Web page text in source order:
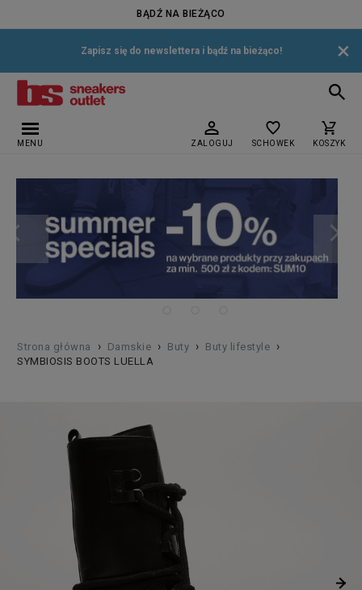
BĄDŹ NA BIEŻĄCO
Zapisz się do newslettera i bądź na bieżąco! ×
MENU ZALOGUJ SCHOWEK KOSZYK
Strona główna › Damskie › Buty › Buty lifestyle ›
SYMBIOSIS BOOTS LUELLA